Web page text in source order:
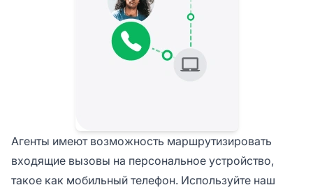
Агенты имеют возможность маршрутизировать
входящие вызовы на персональное устройство,
такое как мобильный телефон. Используйте наш